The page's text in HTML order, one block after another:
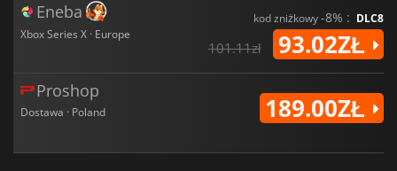
Eneba
Xbox Series X · Europe
kod zniżkowy-8% : DLC8
101.11zł 93.02ZŁ
Proshop
Dostawa · Poland 189.00ZŁ